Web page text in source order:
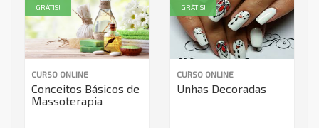
CURSO ONLINE
Conceitos Básicos de
Massoterapia
GRÁTIS!
CURSO ONLINE
Unhas Decoradas
GRÁTIS!